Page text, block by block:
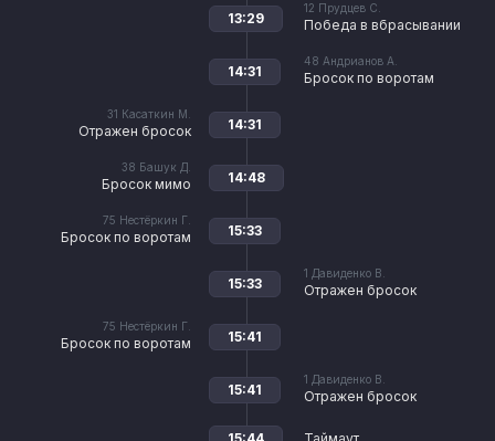
12 Прудцев С.
Победа в вбрасывании
13:29
48 Андрианов А.
Бросок по воротам
14:31
31 Касаткин М.
Отражен бросок 14:31
38 Башук Д.
Бросок мимо 14:48
75 Нестёркин Г.
Бросок по воротам 15:33
1 Давиденко В.
Отражен бросок
15:33
75 Нестёркин Г.
Бросок по воротам 15:41
1 Давиденко В.
Отражен бросок
15:41